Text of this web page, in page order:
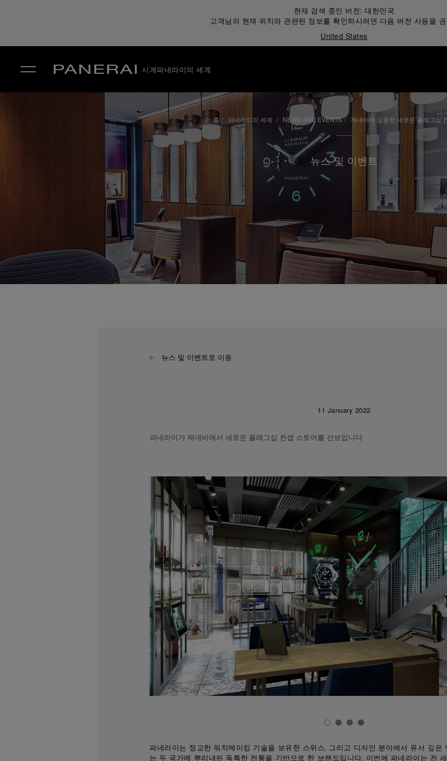
현재 검색 중인 버전:대한민국
고객님의 현재 위치와 관련된 정보를 확인하시려면 다음 버전 사용을
United States
시계파네라이의 세계
홈 파네라이의 세계 NEWS AND EVENTS 제네바에 오픈한 새로운 플래그십
뉴스 및 이벤트
뉴스 및 이벤트로 이동
11 January 2022
파네라이가 제네바에서 새로운 플래그십 컨셉 스토어를 선보입니다
파네라이는 정교한 워치메이킹 기술을 보유한 스위스, 그리고 디자인 분야에서 유서 깊은
는 두 국가에 뿌리내린 독특한 전통을 기반으로 한 브랜드입니다. 이번에 파네라이는 전